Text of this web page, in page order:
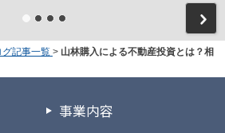
グ記事一覧 > 山林購入による不動産投資とは？相
事業内容